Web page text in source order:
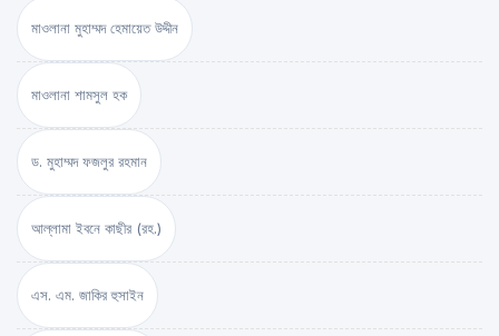
মাওলানা মুহাম্মদ হেমায়েত উদ্দীন
মাওলানা শামসুল হক
ড. মুহাম্মদ ফজলুর রহমান
আল্লামা ইবনে কাছীর (রহ.)
এস. এম. জাকির হুসাইন